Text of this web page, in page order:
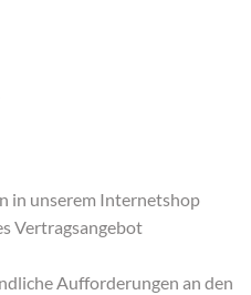
in unserem Internetshop
Vertragsangebot
Aufforderungen an den